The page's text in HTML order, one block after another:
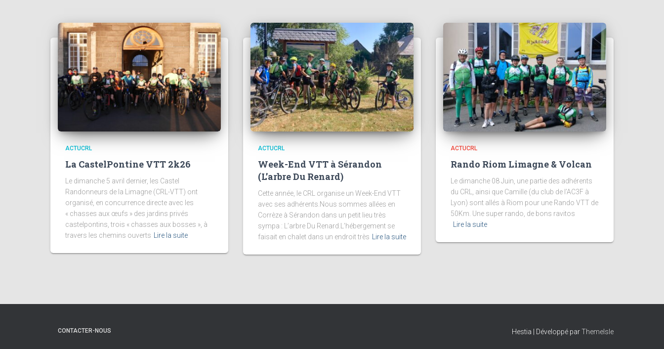
ACTUCRL
La CastelPontine VTT 2k26
Le dimanche 5 avril dernier, les Castel
Randonneurs de la Limagne (CRL-VTT) ont
organisé, en concurrence directe avec les
« chasses aux œufs » des jardins privés
castelpontins, trois « chasses aux bosses », à
travers les chemins ouverts
Lire la suite
ACTUCRL
Week-End VTT à Sérandon
(L’arbre Du Renard)
Cette année, le CRL organise un Week-End VTT
avec ses adhérents.Nous sommes allées en
Corrèze à Sérandon dans un petit lieu très
sympa : L’arbre Du Renard.L’hébergement se
faisait en chalet dans un endroit très
Lire la suite
ACTUCRL
Rando Riom Limagne & Volcan
Le dimanche 08 Juin, une partie des adhérents
du CRL, ainsi que Camille (du club de l’AC3F à
Lyon) sont allés à Riom pour une Rando VTT de
50Km. Une super rando, de bons ravitos
Lire la suite
CONTACTER-NOUS Hestia | Développé parThemeIsle